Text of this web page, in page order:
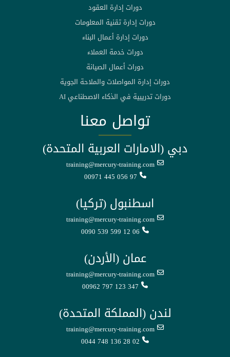
دورات إدارة العقود
دورات إدارة تقنية المعلومات
دورات إدارة أعمال البناء
دورات خدمة العملاء
دورات أعمال الصيانة
دورات إدارة المواصلات والملاحة الجوية
دورات تدريبية في الذكاء الاصطناعي AI
تواصل معنا
دبي (الامارات العربية المتحدة)
training@mercury-training.com
00971 445 056 97
اسطنبول (تركيا)
training@mercury-training.com
0090 539 599 12 06
عمان (الأردن)
training@mercury-training.com
00962 797 123 347
لندن (المملكة المتحدة)
training@mercury-training.com
0044 748 136 28 02